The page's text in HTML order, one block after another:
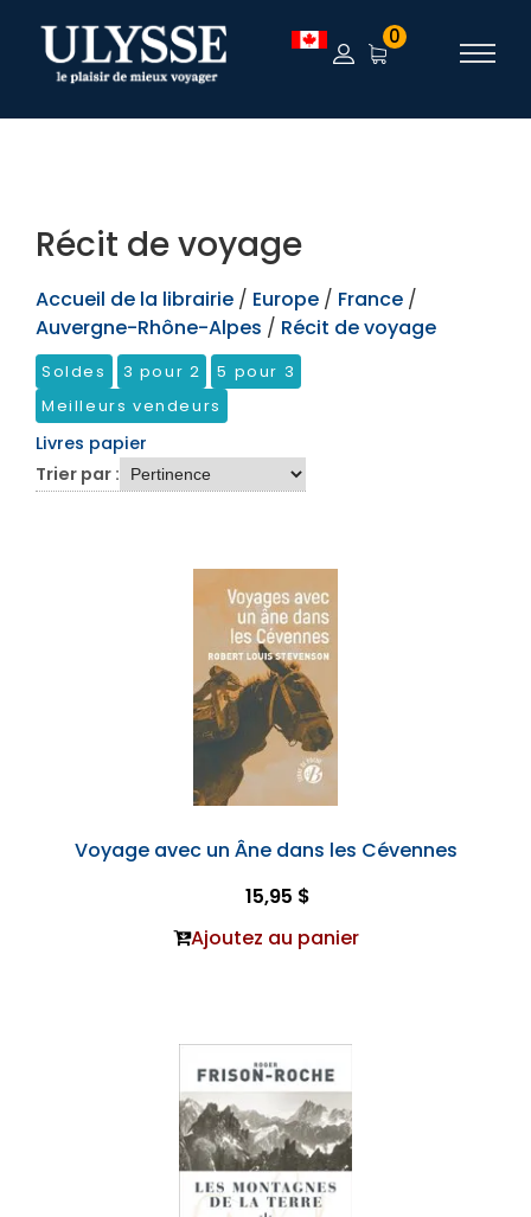
TEST 0
Récit de voyage
Accueil de la librairie / Europe / France /
Auvergne-Rhône-Alpes / Récit de voyage
Soldes 3 pour 2
5 pour 3
Meilleurs vendeurs
Livres papier
Trier par :
Voyage avec un Âne dans les Cévennes
15,95 $
Ajoutez au panier